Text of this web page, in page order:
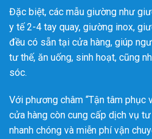
Đặc biệt, các mẫu giường như
y tế 2-4 tay quay, giường inox,
đều có sẵn tại cửa hàng, giúp
tư thế, ăn uống, sinh hoạt, cũng
sóc.
Với phương châm “Tận tâm phục
cửa hàng còn cung cấp dịch vụ
nhanh chóng và miễn phí vận